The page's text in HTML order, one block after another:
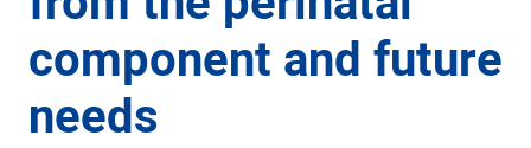
component and future
needs